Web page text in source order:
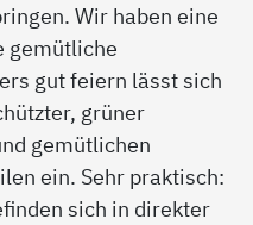
Wir haben eine
gemütliche
gut feiern lässt sich
grüner
gemütlichen
ein. Sehr praktisch:
sich in direkter